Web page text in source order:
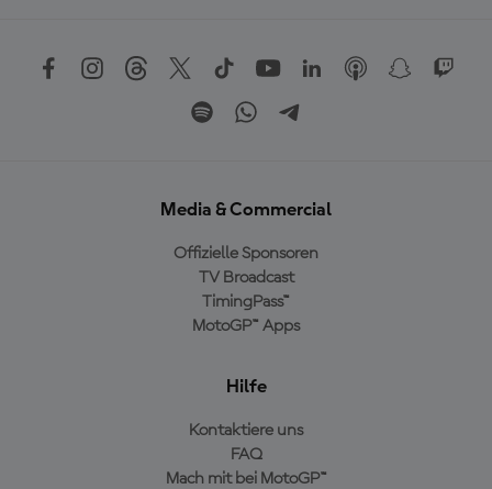
Media & Commercial
Offizielle Sponsoren
TV Broadcast
TimingPass™
MotoGP™ Apps
Hilfe
Kontaktiere uns
FAQ
Mach mit bei MotoGP™